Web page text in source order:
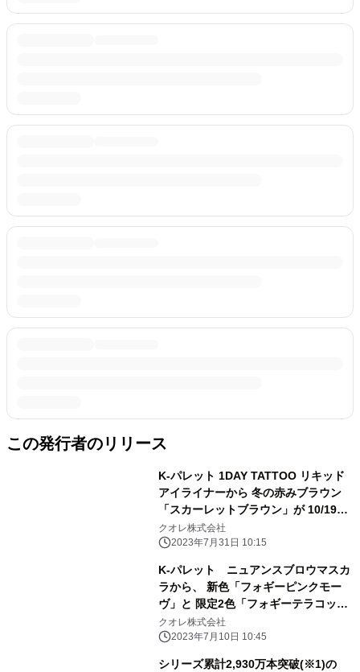
この発行者のリリース
K-パレット 1DAY TATTOO リキッド
アイライナーから 冬の赤みブラウン
「スカーレットブラウン」が 10/19に
数量限定発売
クオレ株式会社
2023年7月31日 10:15
K-パレット ニュアンスブロウマスカ
ラから、 新色「フォギーピンクモー
ヴ」と 限定2色「フォギーテラコッタ
ブラウン」、 「フォギーガーネットブ
ラウン」を8/30(水)に同時発売
クオレ株式会社
2023年7月10日 10:45
シリーズ累計2,930万本突破(※1)の